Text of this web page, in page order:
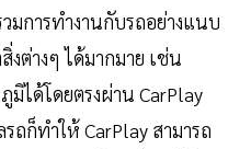
มการทำงานกับรถอย่างแนบ
ต่างๆ ได้มากมาย เช่น
ได้โดยตรงผ่าน CarPlay
ถก็ทำให้ CarPlay สามารถ